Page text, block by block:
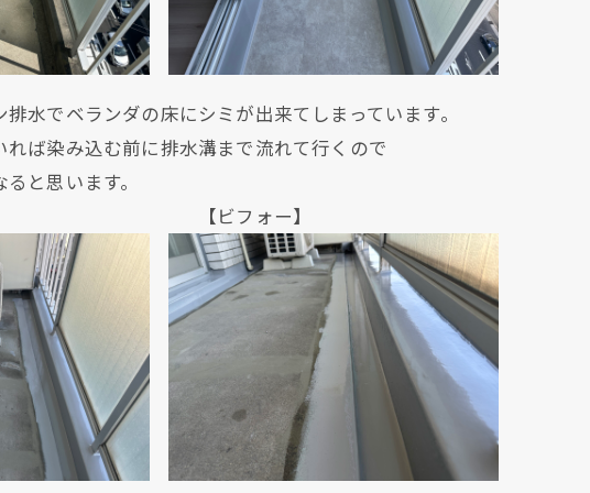
水でベランダの床にシミが出来てしまっています。
ば染み込む前に排水溝まで流れて行くので
と思います。
】 【ビフォー】